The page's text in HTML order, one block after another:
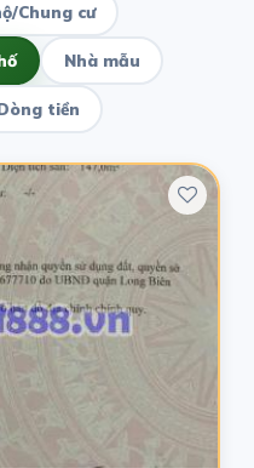
Chung cư
Nhà mẫu
tiền